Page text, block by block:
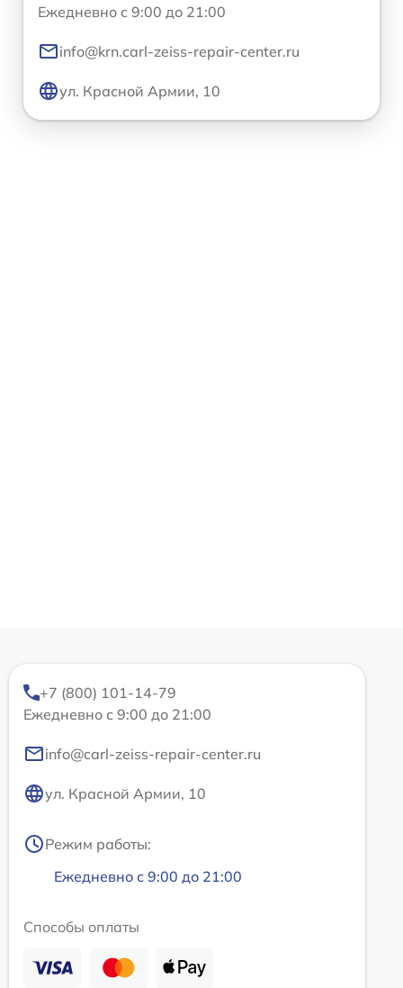
Ежедневно с 9:00 до 21:00
info@krn.carl-zeiss-repair-center.ru
ул. Красной Армии, 10
+7 (800) 101-14-79
Ежедневно с 9:00 до 21:00
info@carl-zeiss-repair-center.ru
ул. Красной Армии, 10
Режим работы:
Ежедневно с 9:00 до 21:00
Способы оплаты